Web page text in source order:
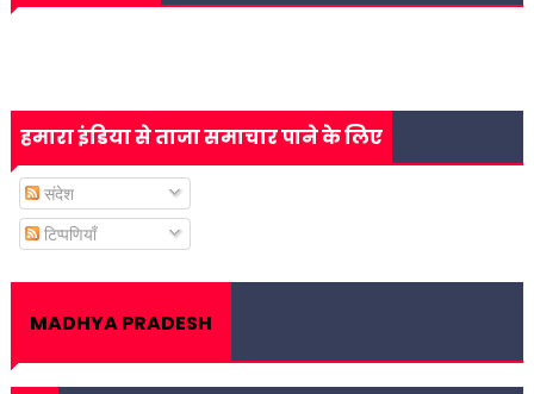
हमारा इंडिया से ताजा समाचार पाने के लिए
संदेश
टिप्पणियाँ
MADHYA PRADESH